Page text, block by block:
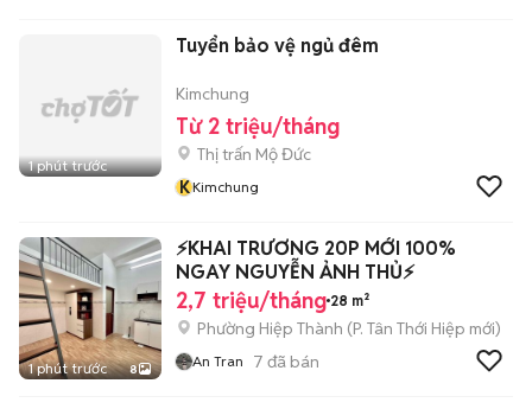
1 phút trước
Tuyển bảo vệ ngủ đêm
Kimchung
Từ 2 triệu/tháng
Thị trấn Mộ Đức
KKimchung
1 phút trước 8
⚡️KHAI TRƯƠNG 20P MỚI 100%
NGAY NGUYỄN ẢNH THỦ⚡️
2,7 triệu/tháng 28 m²
Phường Hiệp Thành (P. Tân Thới Hiệp mới)
An Tran 7 đã bán